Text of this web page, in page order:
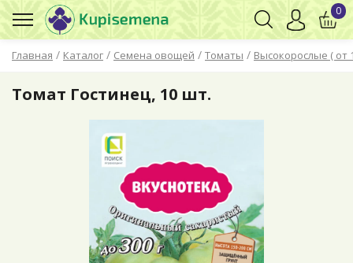
Главная / Каталог / Семена овощей / Томаты / Высокорослые ( от
0
Томат Гостинец, 10 шт.